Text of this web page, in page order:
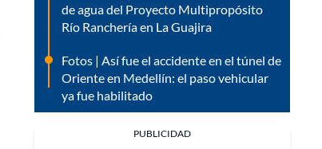
de agua del Proyecto Multipropósito
Río Ranchería en La Guajira
Fotos | Así fue el accidente en el túnel de
Oriente en Medellín: el paso vehicular
ya fue habilitado
PUBLICIDAD